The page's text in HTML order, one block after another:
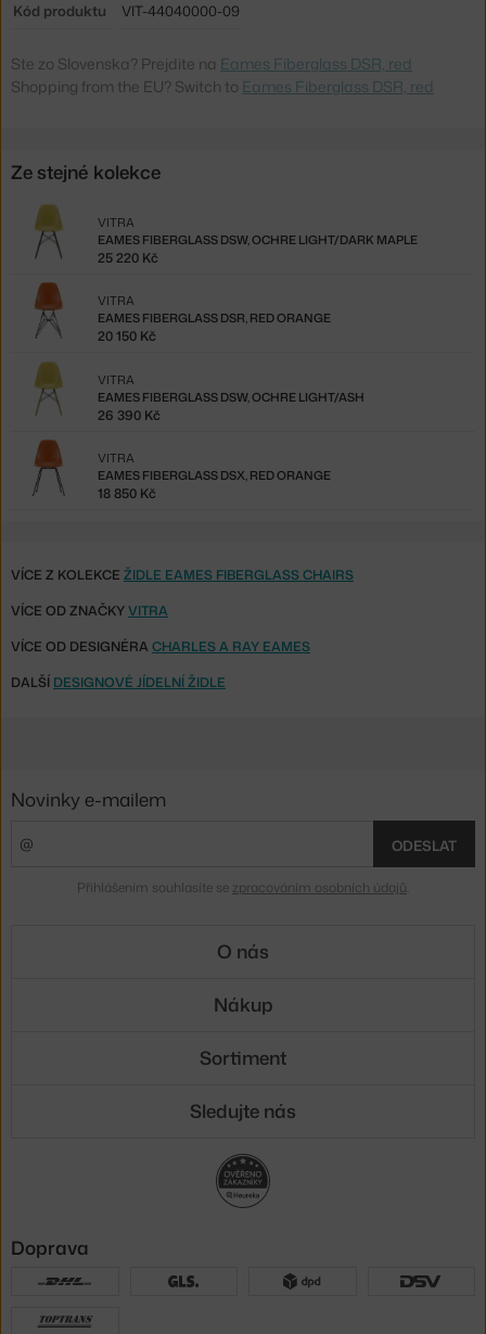
Kód produktu
VIT-44040000-09
Ste zo Slovenska? Prejdite na Eames Fiberglass DSR, red
Shopping from the EU? Switch to Eames Fiberglass DSR, red
Ze stejné kolekce
EAMES FIBERGLASS DSW, OCHRE LIGHT/DARK MAPLE
VITRA
25 220 Kč
EAMES FIBERGLASS DSR, RED ORANGE
VITRA
20 150 Kč
EAMES FIBERGLASS DSW, OCHRE LIGHT/ASH
VITRA
26 390 Kč
EAMES FIBERGLASS DSX, RED ORANGE
VITRA
18 850 Kč
VÍCE Z KOLEKCE ŽIDLE EAMES FIBERGLASS CHAIRS
VÍCE OD ZNAČKYVITRA
VÍCE OD DESIGNÉRA CHARLES A RAY EAMES
DALŠÍ DESIGNOVÉ JÍDELNÍ ŽIDLE
Novinky e-mailem
ODESLAT
Přihlášením souhlasíte se zpracováním osobních údajů
O nás
Nákup
Sortiment
Sledujte nás
Doprava